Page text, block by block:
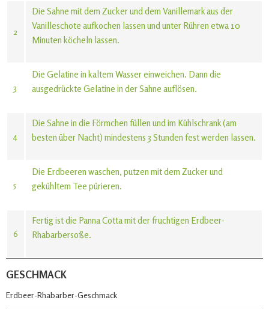
2
Die Sahne mit dem Zucker und dem Vanillemark aus der
Vanilleschote aufkochen lassen und unter Rühren etwa 10
Minuten köcheln lassen.
3
Die Gelatine in kaltem Wasser einweichen. Dann die
ausgedrückte Gelatine in der Sahne auflösen.
4
Die Sahne in die Förmchen füllen und im Kühlschrank (am
besten über Nacht) mindestens 3 Stunden fest werden lassen.
5
Die Erdbeeren waschen, putzen mit dem Zucker und
gekühltem Tee pürieren.
6
Fertig ist die Panna Cotta mit der fruchtigen Erdbeer-
Rhabarbersoße.
GESCHMACK
Erdbeer-Rhabarber-Geschmack